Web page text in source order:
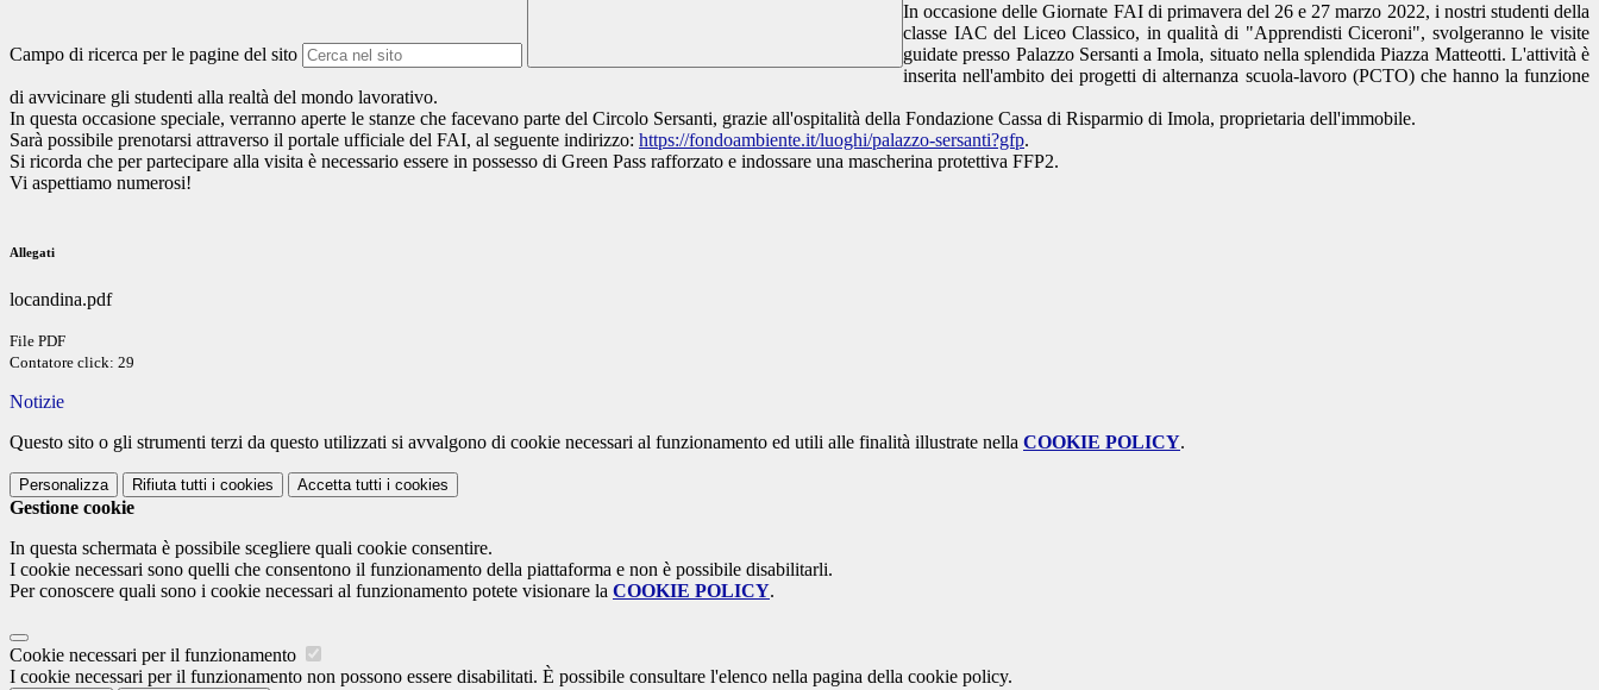
Campo di ricerca per le pagine del sito
In occasione delle Giornate FAI di primavera del 26 e 27 marzo 2022, i nostri studenti della
classe IAC del Liceo Classico, in qualità di "Apprendisti Ciceroni", svolgeranno le visite
guidate presso Palazzo Sersanti a Imola, situato nella splendida Piazza Matteotti. L'attività è
inserita nell'ambito dei progetti di alternanza scuola-lavoro (PCTO) che hanno la funzione
di avvicinare gli studenti alla realtà del mondo lavorativo.
In questa occasione speciale, verranno aperte le stanze che facevano parte del Circolo Sersanti, grazie all'ospitalità della Fondazione Cassa di Risparmio di Imola, proprietaria dell'immobile.
Sarà possibile prenotarsi attraverso il portale ufficiale del FAI, al seguente indirizzo: https://fondoambiente.it/luoghi/palazzo-sersanti?gfp.
Si ricorda che per partecipare alla visita è necessario essere in possesso di Green Pass rafforzato e indossare una mascherina protettiva FFP2.
Vi aspettiamo numerosi!
Allegati
locandina.pdf
File PDF
Contatore click: 29
Notizie
Questo sito o gli strumenti terzi da questo utilizzati si avvalgono di cookie necessari al funzionamento ed utili alle finalità illustrate nella COOKIE POLICY.
Personalizza Rifiuta tutti i cookies Accetta tutti i cookies
Gestione cookie
In questa schermata è possibile scegliere quali cookie consentire.
I cookie necessari sono quelli che consentono il funzionamento della piattaforma e non è possibile disabilitarli.
Per conoscere quali sono i cookie necessari al funzionamento potete visionare la COOKIE POLICY.
Cookie necessari per il funzionamento
I cookie necessari per il funzionamento non possono essere disabilitati. È possibile consultare l'elenco nella pagina della cookie policy.